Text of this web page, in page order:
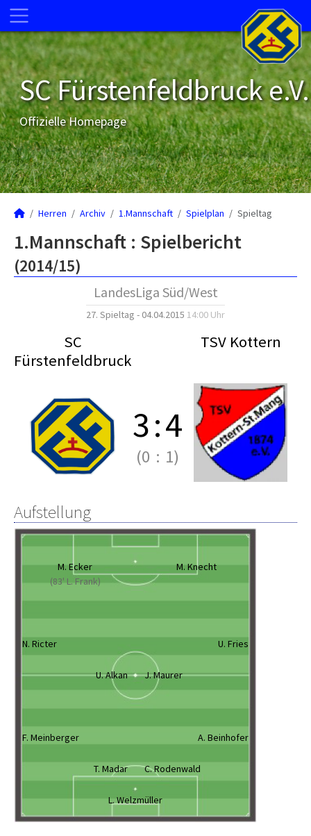
SC Fürstenfeldbruck e.V.
Offizielle Homepage
Herren Archiv 1.Mannschaft Spielplan Spieltag
1.Mannschaft : Spielbericht
(2014/15)
LandesLiga Süd/West
27. Spieltag - 04.04.2015 14:00 Uhr
SC
Fürstenfeldbruck
TSV Kottern
3:4
(0 : 1)
Aufstellung
M. Ecker
(83' L. Frank)
M. Knecht
N. Ricter U. Fries
U. Alkan J. Maurer
F. Meinberger A. Beinhofer
T. Madar C. Rodenwald
L. Welzmüller